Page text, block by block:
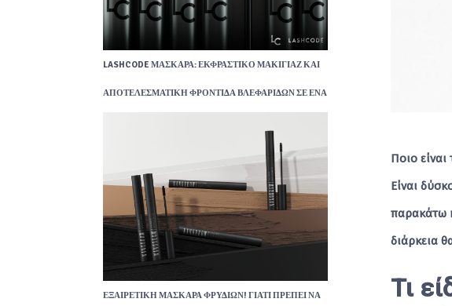
Ποιο
Είναι
παρακάτω
διάρκεια
Τι
LASHCODE ΜΆΣΚΑΡΑ: ΕΚΦΡΑΣΤΙΚΌ ΜΑΚΙΓΙΆΖ ΚΑΙ
ΑΠΟΤΕΛΕΣΜΑΤΙΚΉ ΦΡΟΝΤΊΔΑ ΒΛΕΦΑΡΊΔΩΝ ΣΕ ΈΝΑ
ΕΞΑΙΡΕΤΙΚΉ ΜΆΣΚΑΡΑ ΦΡΥΔΙΏΝ! ΓΙΑΤΊ ΠΡΈΠΕΙ ΝΑ